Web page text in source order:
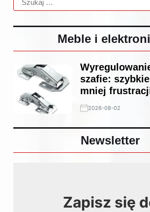
Meble i
szafie:
mniej
2026-08-02
Newsletter
Zapisz się